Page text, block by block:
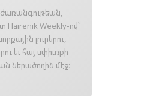
Hairenik Weekly-ով՝
լուրերու,
եւ հայ սփիւռքի
ներածողին մէջ։